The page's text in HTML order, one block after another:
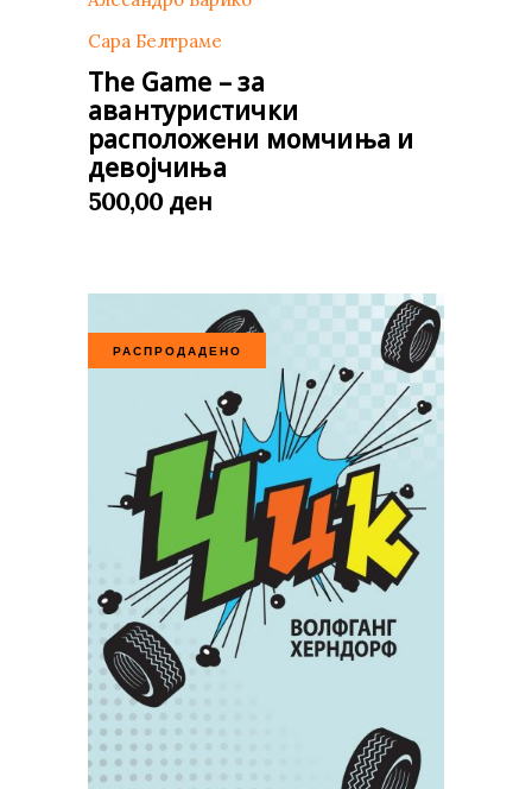
Сара Белтраме
The Game – за
авантуристички
расположени момчиња и
девојчиња
500,00 ден
РАСПРОДАДЕНО